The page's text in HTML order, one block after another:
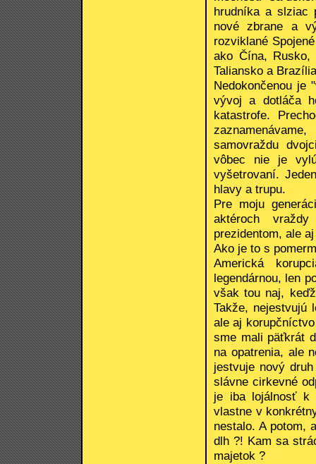
hrudníka a slziac
nové zbrane a
rozviklané
ako Čína, Rusko,
Taliansko a
Nedokončenou je
vývoj a dotláča
katastrofe.
samovraždu
vôbec nie je
vyšetrovaní.
hlavy a trupu.
Pre moju
aktéroch
prezidentom, ale
Ako je to s
Americká
legendárnou, len
však tou naj,
Takže, nejestvujú
ale aj
sme mali päťkrát
na opatrenia, ale
jestvuje nový
slávne cirkevné
je iba lojálnosť k
vlastne v
nestalo. A potom,
dlh ?! Kam sa
majetok ?